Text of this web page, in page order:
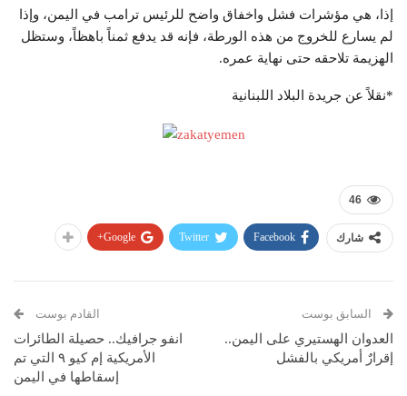
إذا، هي مؤشرات فشل واخفاق واضح للرئيس ترامب في اليمن، وإذا
لم يسارع للخروج من هذه الورطة، فإنه قد يدفع ثمناً باهظاً، وستظل
الهزيمة تلاحقه حتى نهاية عمره.
*نقلاً عن جريدة البلاد اللبنانية
46
شارك Facebook
Twitter
Google+
السابق بوست
العدوان الهستيري على اليمن..
إقرارٌ أمريكي بالفشل
القادم بوست
انفو جرافيك.. حصيلة الطائرات
الأمريكية إم كيو ٩ التي تم
إسقاطها في اليمن